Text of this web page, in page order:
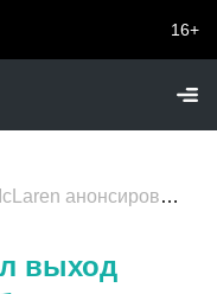
16+
анонсировал выход внедорожника 3 ноября
выход